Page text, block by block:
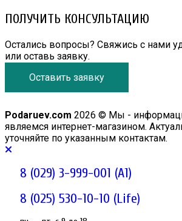
ПОЛУЧИТЬ КОНСУЛЬТАЦИЮ
Остались вопросы? Свяжись с нами
или оставь заявку.
Оставить заявку
Podaruev.com 2026 © Мы -
являемся интернет-магазином.
уточняйте по указанным контактам.
8 (029) 3-999-001 (A1)
8 (025) 530-10-10 (Life)